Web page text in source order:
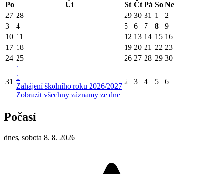
Po
Út St Čt Pá So Ne
27 28 29 30 31 1
2
3
4 5 6 7 8
9
10 11 12 13 14 15 16
17 18 19 20 21 22 23
24 25 26 27 28 29 30
31
1
1
Zahájení školního roku 2026/2027
Zobrazit všechny záznamy ze dne
2 3 4 5 6
Počasí
dnes, sobota 8. 8. 2026